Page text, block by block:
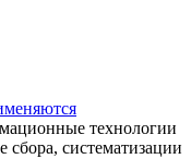
технологии
систематизации